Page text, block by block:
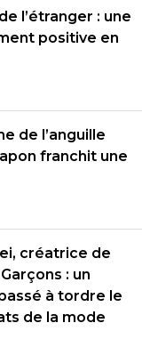
l’étranger : une
positive en
de l’anguille
franchit une
créatrice de
: un
à tordre le
de la mode